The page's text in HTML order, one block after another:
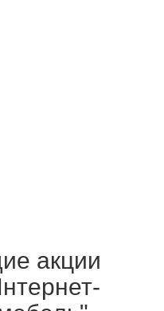
акции